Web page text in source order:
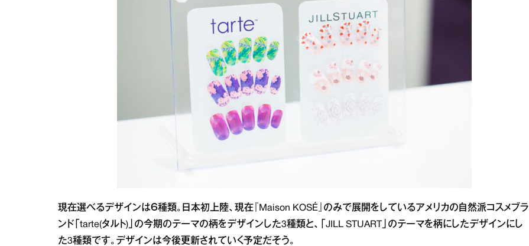
現在選べるデザインは６種類。日本初上陸、現在『Maison KOSÉ』のみで展開をしているアメリカの自然派コスメブラ
ンド「tarte(タルト)」の今期のテーマの柄をデザインした3種類と、「JILL STUART」のテーマを柄にしたデザインにし
た3種類です。デザインは今後更新されていく予定だそう。